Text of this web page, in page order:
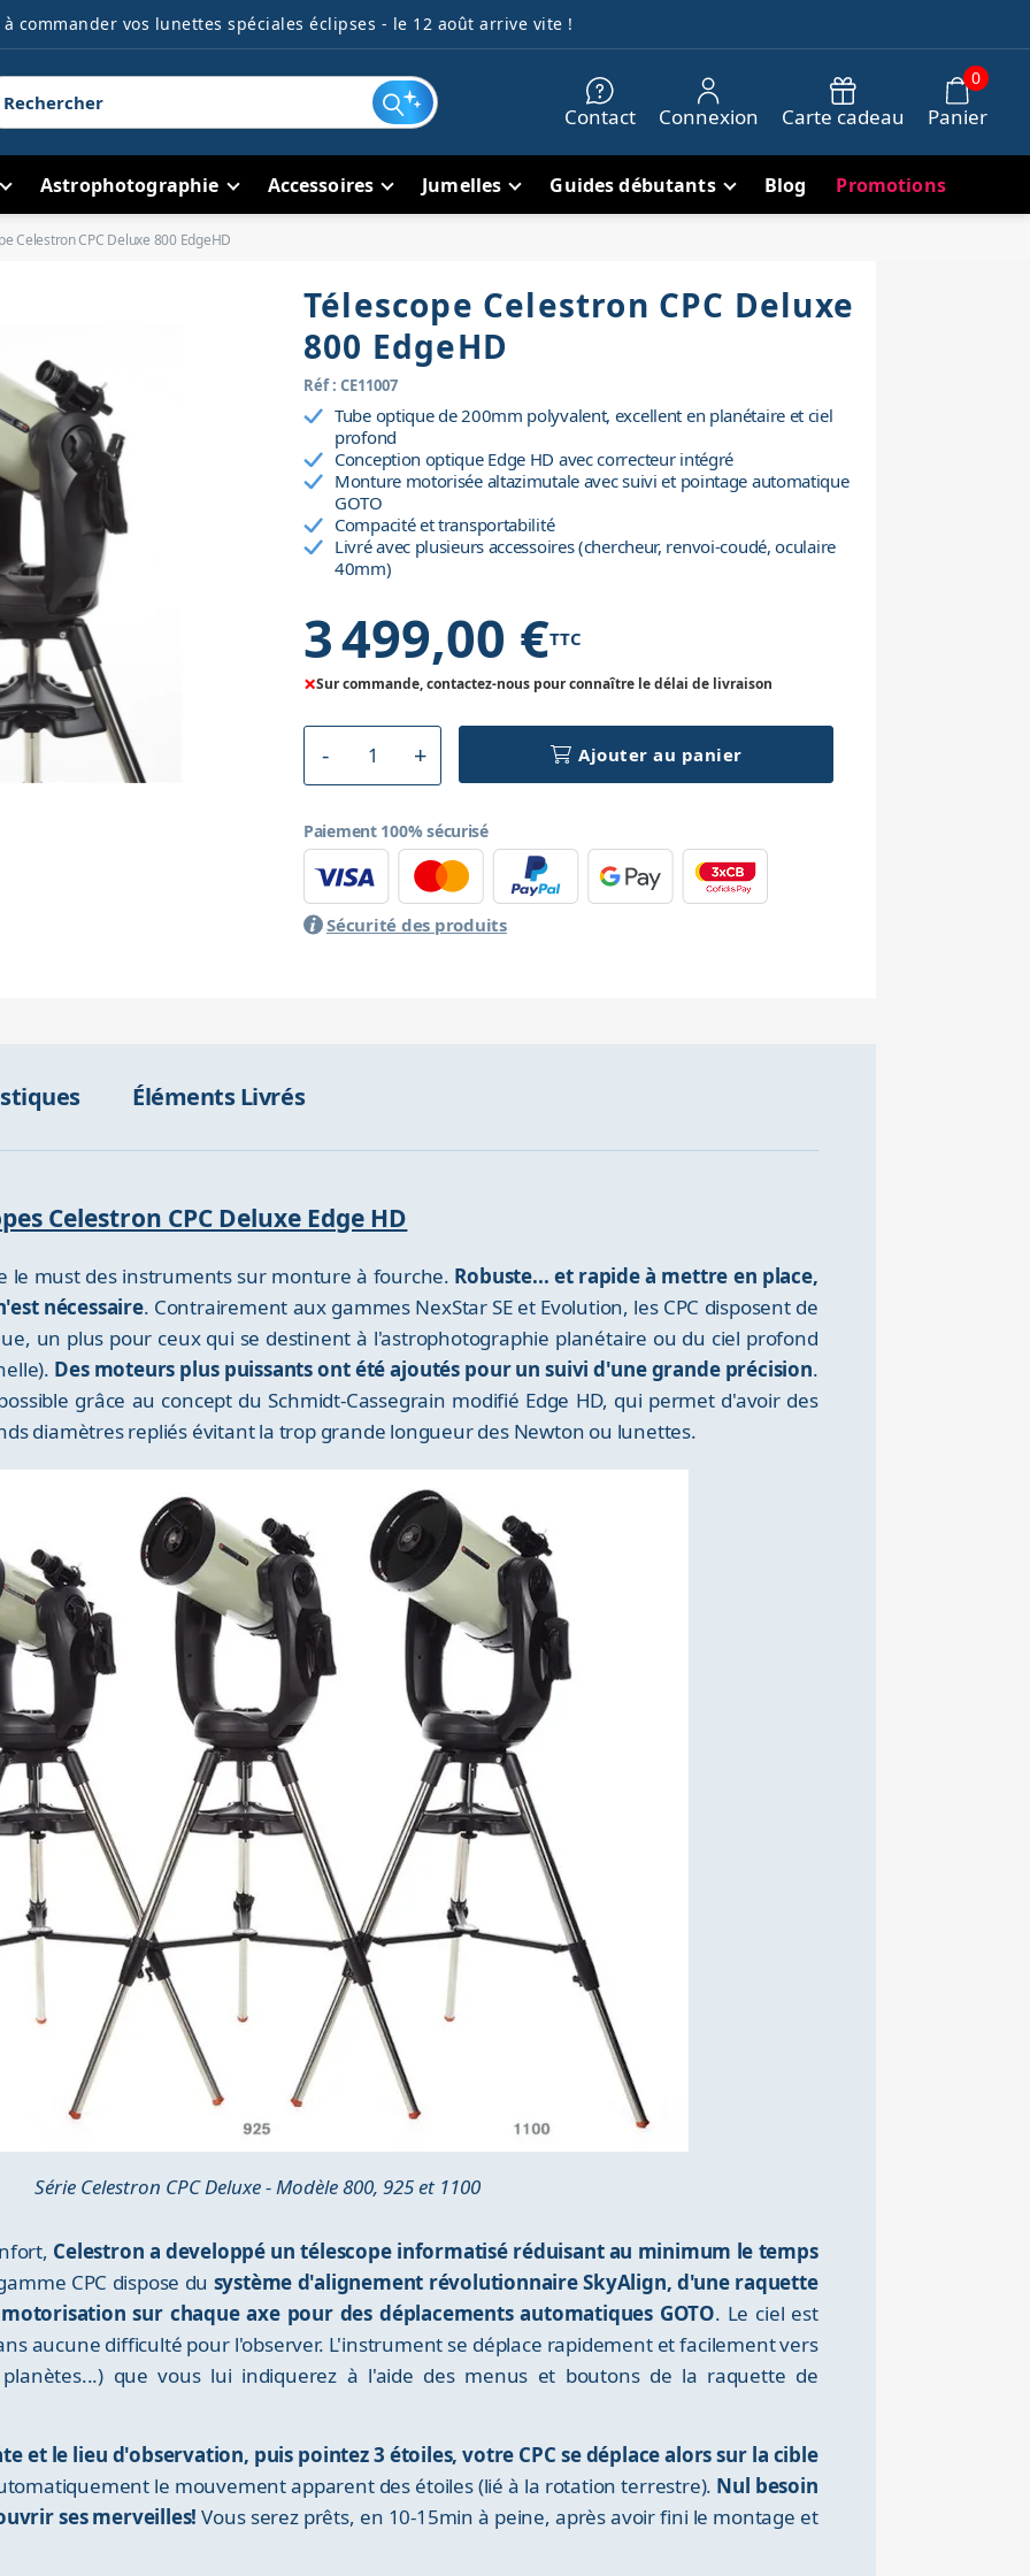
à commander vos lunettes spéciales éclipses - le 12 août arrive vite !
Contact Connexion Carte cadeau Panier
0
Astrophotographie Accessoires Jumelles Guides débutants Blog Promotions
Celestron CPC Deluxe 800 EdgeHD
Télescope Celestron CPC Deluxe
800 EdgeHD
Réf : CE11007
Tube optique de 200mm polyvalent, excellent en planétaire et ciel
profond
Conception optique Edge HD avec correcteur intégré
Monture motorisée altazimutale avec suivi et pointage automatique
GOTO
Compacité et transportabilité
Livré avec plusieurs accessoires (chercheur, renvoi-coudé, oculaire
40mm)
3 499,00 €TTC
×Sur commande, contactez-nous pour connaître le délai de livraison
Ajouter au panier
Paiement 100% sécurisé
Sécurité des produits
Éléments Livrés
Celestron CPC Deluxe Edge HD
le must des instruments sur monture à fourche. Robuste... et rapide à mettre en place,
nécessaire. Contrairement aux gammes NexStar SE et Evolution, les CPC disposent de
un plus pour ceux qui se destinent à l'astrophotographie planétaire ou du ciel profond
Des moteurs plus puissants ont été ajoutés pour un suivi d'une grande précision.
grâce au concept du Schmidt-Cassegrain modifié Edge HD, qui permet d'avoir des
diamètres repliés évitant la trop grande longueur des Newton ou lunettes.
Série Celestron CPC Deluxe - Modèle 800, 925 et 1100
Celestron a developpé un télescope informatisé réduisant au minimum le temps
CPC dispose du système d'alignement révolutionnaire SkyAlign, d'une raquette
sur chaque axe pour des déplacements automatiques GOTO. Le ciel est
aucune difficulté pour l'observer. L'instrument se déplace rapidement et facilement vers
planètes...) que vous lui indiquerez à l'aide des menus et boutons de la raquette de
et le lieu d'observation, puis pointez 3 étoiles, votre CPC se déplace alors sur la cible
le mouvement apparent des étoiles (lié à la rotation terrestre). Nul besoin
ses merveilles! Vous serez prêts, en 10-15min à peine, après avoir fini le montage et